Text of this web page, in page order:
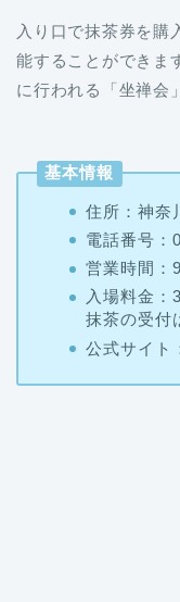
入り口で抹茶券を購
能することができま
に行われる「坐禅会
基本情報
住所：神奈
電話番号：
営業時間：
入場料金
抹茶の受付
公式サイト